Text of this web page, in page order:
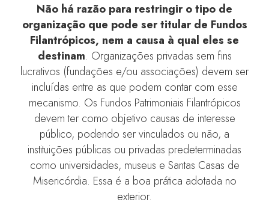
Não há razão para restringir o tipo de
organização que pode ser titular de Fundos
Filantrópicos, nem a causa à qual eles se
destinam. Organizações privadas sem fins
lucrativos (fundações e/ou associações) devem ser
incluídas entre as que podem contar com esse
mecanismo. Os Fundos Patrimoniais Filantrópicos
devem ter como objetivo causas de interesse
público, podendo ser vinculados ou não, a
instituições públicas ou privadas predeterminadas
como universidades, museus e Santas Casas de
Misericórdia. Essa é a boa prática adotada no
exterior.